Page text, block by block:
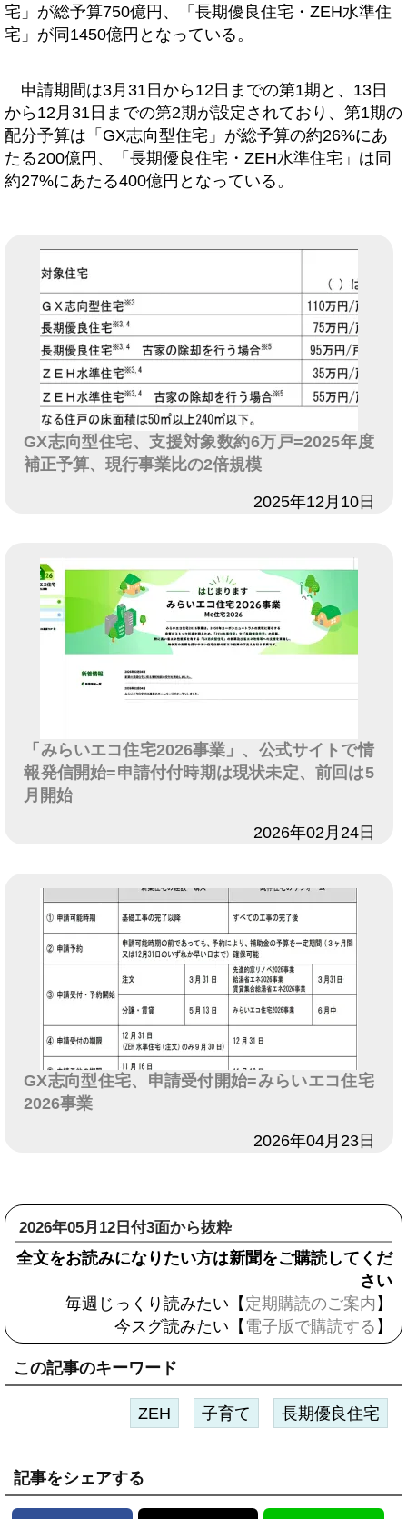
宅」が総予算750億円、「長期優良住宅・ZEH水準住
宅」が同1450億円となっている。
申請期間は3月31日から12日までの第1期と、13日
から12月31日までの第2期が設定されており、第1期の
配分予算は「GX志向型住宅」が総予算の約26%にあ
たる200億円、「長期優良住宅・ZEH水準住宅」は同
約27%にあたる400億円となっている。
GX志向型住宅、支援対象数約6万戸=2025年度
補正予算、現行事業比の2倍規模
2025年12月10日
「みらいエコ住宅2026事業」、公式サイトで情
報発信開始=申請付付時期は現状未定、前回は5
月開始
2026年02月24日
GX志向型住宅、申請受付開始=みらいエコ住宅
2026事業
2026年04月23日
2026年05月12日付3面から抜粋
全文をお読みになりたい方は新聞をご購読してくだ
さい
毎週じっくり読みたい【 定期購読のご案内 】
今スグ読みたい【 電子版で購読する 】
この記事のキーワード
ZEH 子育て 長期優良住宅
記事をシェアする